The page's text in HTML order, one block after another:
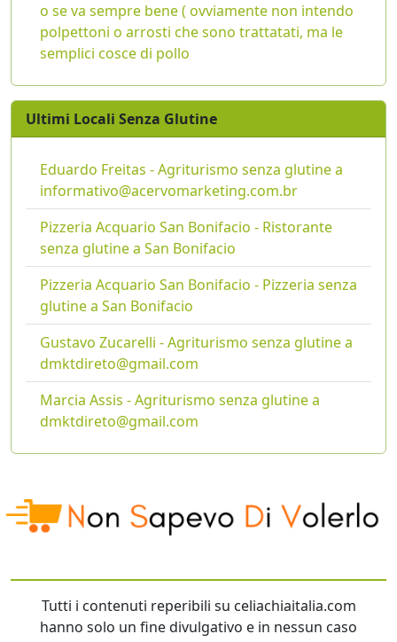
o se va sempre bene ( ovviamente non intendo
polpettoni o arrosti che sono trattatati, ma le
semplici cosce di pollo
Ultimi Locali Senza Glutine
Eduardo Freitas - Agriturismo senza glutine a
informativo@acervomarketing.com.br
Pizzeria Acquario San Bonifacio - Ristorante
senza glutine a San Bonifacio
Pizzeria Acquario San Bonifacio - Pizzeria senza
glutine a San Bonifacio
Gustavo Zucarelli - Agriturismo senza glutine a
dmktdireto@gmail.com
Marcia Assis - Agriturismo senza glutine a
dmktdireto@gmail.com
Tutti i contenuti reperibili su celiachiaitalia.com
hanno solo un fine divulgativo e in nessun caso